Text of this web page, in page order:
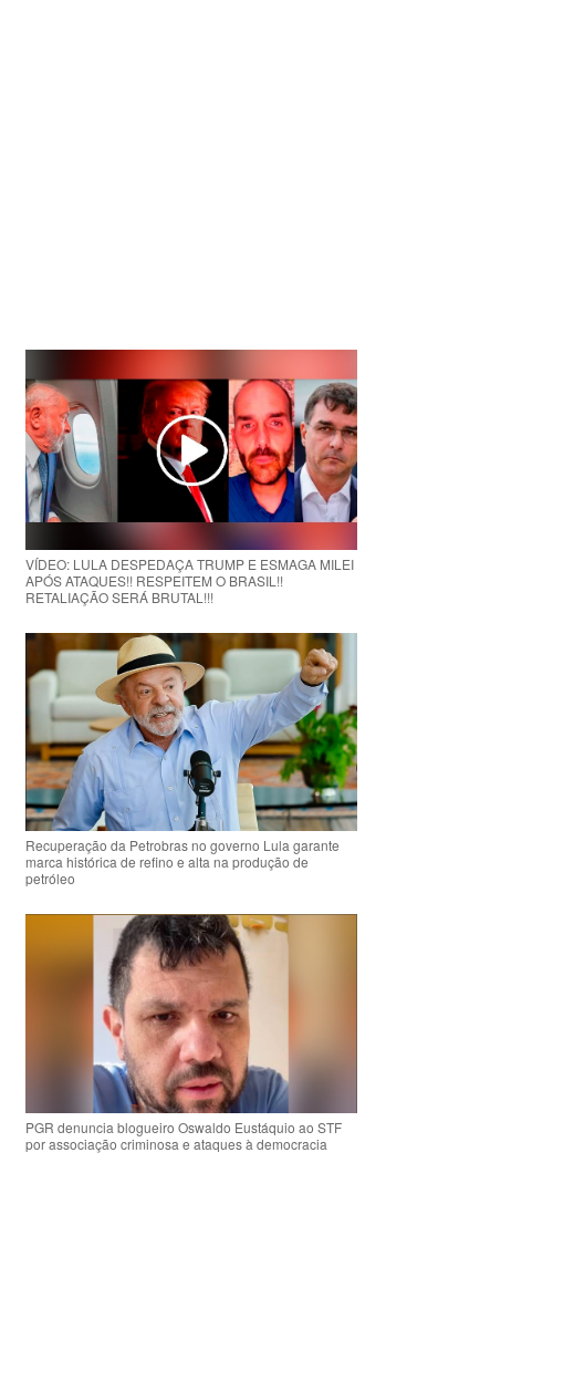
VÍDEO: LULA DESPEDAÇA TRUMP E ESMAGA MILEI
APÓS ATAQUES!! RESPEITEM O BRASIL!!
RETALIAÇÃO SERÁ BRUTAL!!!
Recuperação da Petrobras no governo Lula garante
marca histórica de refino e alta na produção de
petróleo
PGR denuncia blogueiro Oswaldo Eustáquio ao STF
por associação criminosa e ataques à democracia